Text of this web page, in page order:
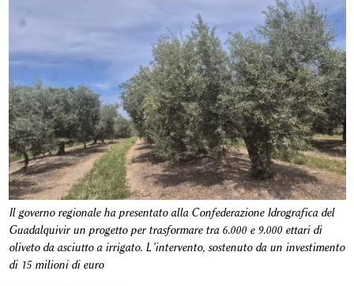
Il governo regionale ha presentato alla Confederazione Idrografica del
Guadalquivir un progetto per trasformare tra 6.000 e 9.000 ettari di
oliveto da asciutto a irrigato. L’intervento, sostenuto da un investimento
di 15 milioni di euro